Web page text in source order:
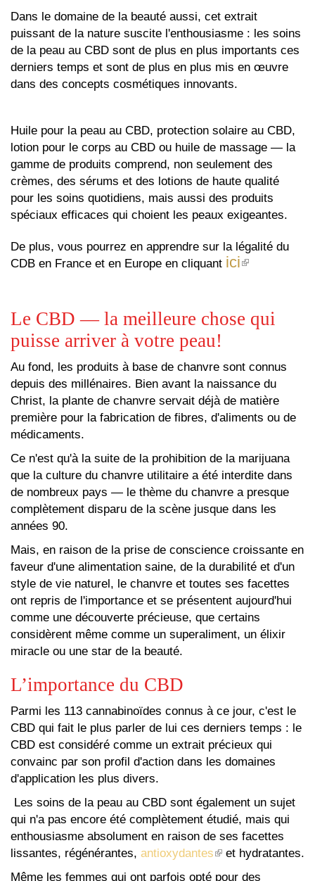
Dans le domaine de la beauté aussi, cet extrait
puissant de la nature suscite l'enthousiasme : les soins
de la peau au CBD sont de plus en plus importants ces
derniers temps et sont de plus en plus mis en œuvre
dans des concepts cosmétiques innovants.
Huile pour la peau au CBD, protection solaire au CBD,
lotion pour le corps au CBD ou huile de massage — la
gamme de produits comprend, non seulement des
crèmes, des sérums et des lotions de haute qualité
pour les soins quotidiens, mais aussi des produits
spéciaux efficaces qui choient les peaux exigeantes.
De plus, vous pourrez en apprendre sur la légalité du
CDB en France et en Europe en cliquant ici(le
externe)
Le CBD — la meilleure chose qui
puisse arriver à votre peau!
Au fond, les produits à base de chanvre sont connus
depuis des millénaires. Bien avant la naissance du
Christ, la plante de chanvre servait déjà de matière
première pour la fabrication de fibres, d'aliments ou de
médicaments.
Ce n'est qu'à la suite de la prohibition de la marijuana
que la culture du chanvre utilitaire a été interdite dans
de nombreux pays — le thème du chanvre a presque
complètement disparu de la scène jusque dans les
années 90.
Mais, en raison de la prise de conscience croissante en
faveur d'une alimentation saine, de la durabilité et d'un
style de vie naturel, le chanvre et toutes ses facettes
ont repris de l'importance et se présentent aujourd'hui
comme une découverte précieuse, que certains
considèrent même comme un superaliment, un élixir
miracle ou une star de la beauté.
L’importance du CBD
Parmi les 113 cannabinoïdes connus à ce jour, c'est le
CBD qui fait le plus parler de lui ces derniers temps : le
CBD est considéré comme un extrait précieux qui
convainc par son profil d'action dans les domaines
d'application les plus divers.
Les soins de la peau au CBD sont également un sujet
qui n'a pas encore été complètement étudié, mais qui
enthousiasme absolument en raison de ses facettes
lissantes, régénérantes, antioxydantes(le
est
et hydratantes.
Même les femmes qui ont parfois opté pour des